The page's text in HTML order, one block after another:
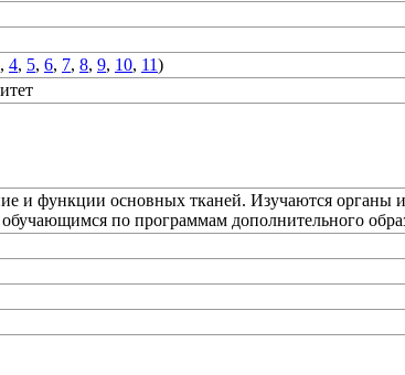
, 4, 5, 6, 7, 8, 9, 10, 11)
и функции основных тканей. Изучаются органы
обучающимся по программам дополнительного